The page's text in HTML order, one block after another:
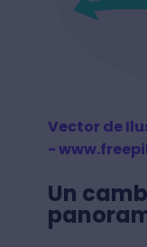
Vector de
-
Un